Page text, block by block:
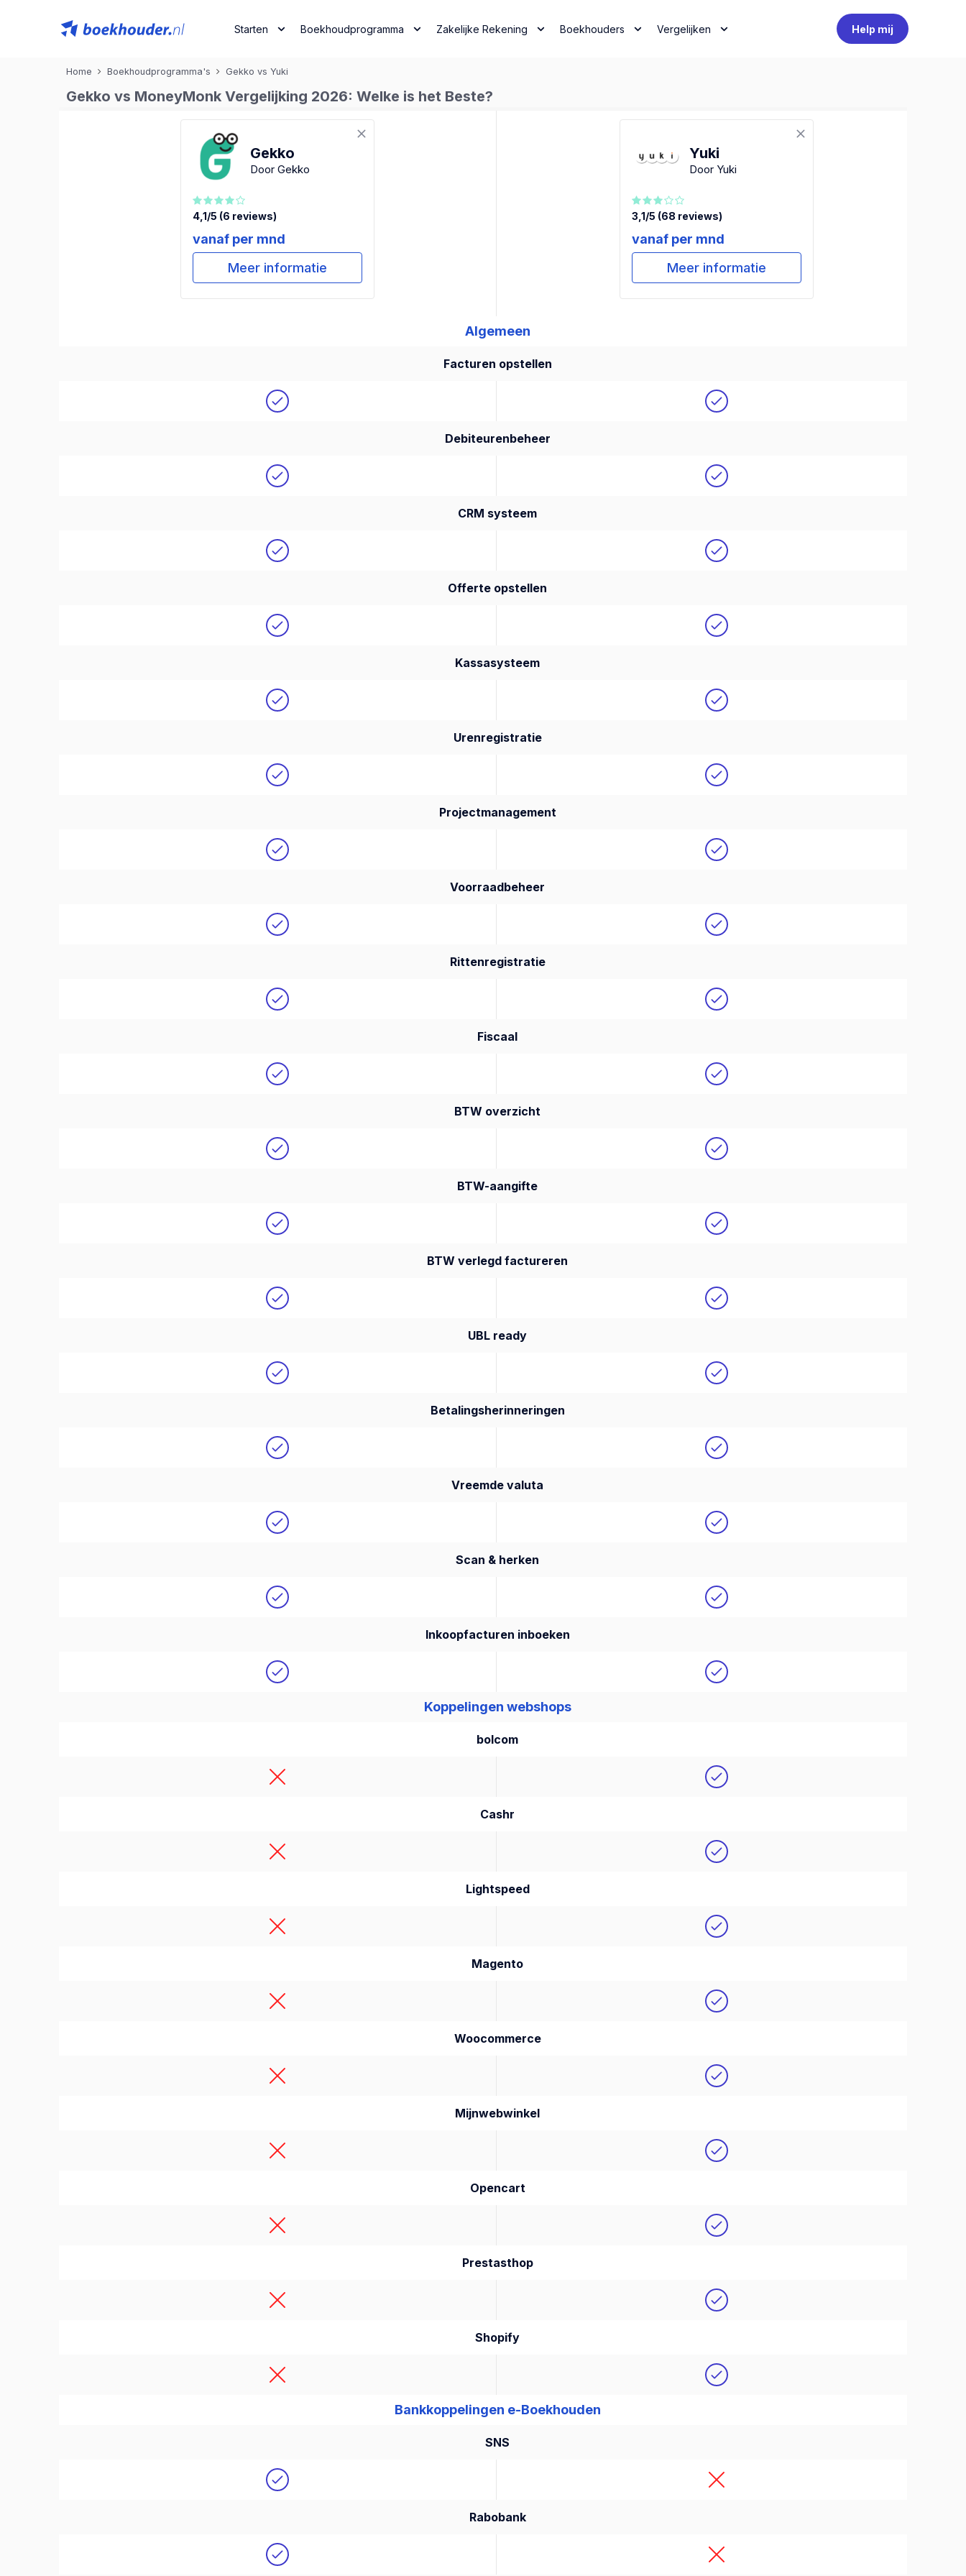
Starten Boekhoudprogramma Zakelijke Rekening Boekhouders Vergelijken Help mij
Home Boekhoudprogramma's Gekko vs Yuki
Gekko vs MoneyMonk Vergelijking 2026: Welke is het Beste?
Gekko
Door Gekko
4,1/5 (6 reviews)
vanaf per mnd
Meer informatie
Yuki
Door Yuki
3,1/5 (68 reviews)
vanaf per mnd
Meer informatie
Algemeen
Facturen opstellen
Debiteurenbeheer
CRM systeem
Offerte opstellen
Kassasysteem
Urenregistratie
Projectmanagement
Voorraadbeheer
Rittenregistratie
Fiscaal
BTW overzicht
BTW-aangifte
BTW verlegd factureren
UBL ready
Betalingsherinneringen
Vreemde valuta
Scan & herken
Inkoopfacturen inboeken
Koppelingen webshops
bolcom
Cashr
Lightspeed
Magento
Woocommerce
Mijnwebwinkel
Opencart
Prestasthop
Shopify
Bankkoppelingen e-Boekhouden
SNS
Rabobank